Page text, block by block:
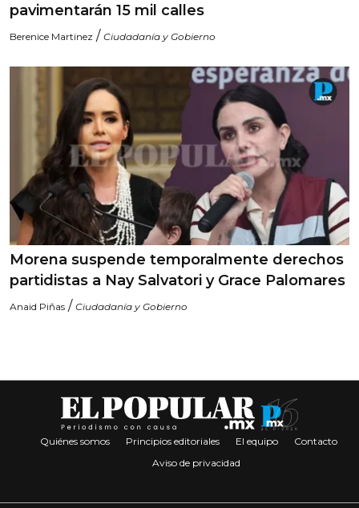
pavimentarán 15 mil calles
Berenice Martinez / Ciudadanía y Gobierno
Morena suspende temporalmente derechos
partidistas a Nay Salvatori y Grace Palomares
Anaid Piñas / Ciudadanía y Gobierno
Quiénes somos Principios editoriales El equipo
Contacto
Aviso de privacidad